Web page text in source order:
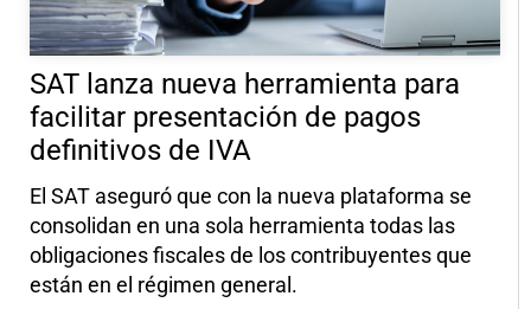
SAT lanza nueva herramienta para
facilitar presentación de pagos
definitivos de IVA
El SAT aseguró que con la nueva plataforma se
consolidan en una sola herramienta todas las
obligaciones fiscales de los contribuyentes que
están en el régimen general.